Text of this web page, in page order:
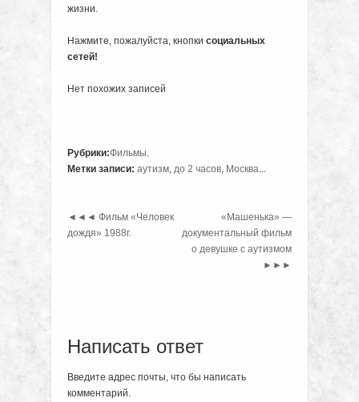
жизни.
Нажмите, пожалуйста, кнопки социальных
сетей!
Нет похожих записей
Рубрики:Фильмы.
Метки записи: аутизм, до 2 часов, Москва...
◄◄◄ Фильм «Человек
дождя» 1988г.
«Машенька» —
документальный фильм
о девушке с аутизмом
►►►
Написать ответ
Введите адрес почты, что бы написать
комментарий.